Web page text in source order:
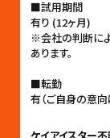
■試用期間
有り (12ヶ月)
※会社の判断に
あります。
■転勤
有（ご自身の意
ケイアイスター